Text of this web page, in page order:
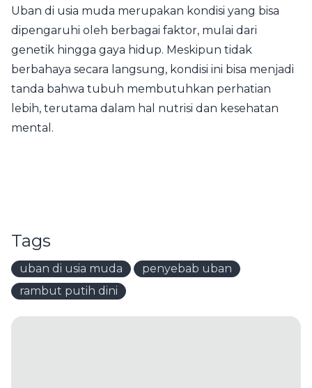
Uban di usia muda merupakan kondisi yang bisa
dipengaruhi oleh berbagai faktor, mulai dari
genetik hingga gaya hidup. Meskipun tidak
berbahaya secara langsung, kondisi ini bisa menjadi
tanda bahwa tubuh membutuhkan perhatian
lebih, terutama dalam hal nutrisi dan kesehatan
mental.
Tags
uban di usia muda
penyebab uban
rambut putih dini